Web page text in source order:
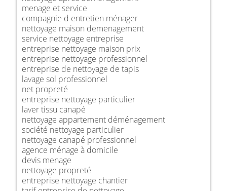
menage et service
compagnie d entretien ménager
nettoyage maison demenagement
service nettoyage entreprise
entreprise nettoyage maison prix
entreprise nettoyage professionnel
entreprise de nettoyage de tapis
lavage sol professionnel
net propreté
entreprise nettoyage particulier
laver tissu canapé
nettoyage appartement déménagement
société nettoyage particulier
nettoyage canapé professionnel
agence ménage à domicile
devis menage
nettoyage propreté
entreprise nettoyage chantier